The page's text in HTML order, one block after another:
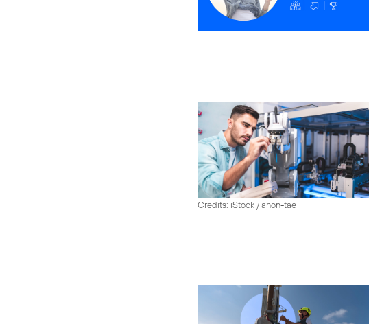
Credits: iStock / anon-tae